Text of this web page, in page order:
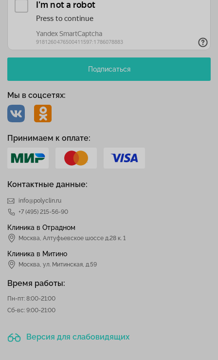
Контактные данные:
info@polyclin.ru
+7 (495) 215-56-90
Клиника в Отрадном
Москва, Алтуфьевское шоссе д.28 к. 1
Клиника в Митино
Москва, ул. Митинская, д.59
Время работы:
Пн-пт: 8:00-21:00
Сб-вс: 9:00-21:00
Мы в соцсетях:
Подписаться
Версия для слабовидящих
Принимаем к оплате: